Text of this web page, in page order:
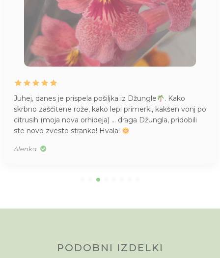
Juhej, danes je prispela pošiljka iz Džungle
. Kako
skrbno zaščitene rože, kako lepi primerki, kakšen vonj po
citrusih (moja nova orhideja) … draga Džungla, pridobili
ste novo zvesto stranko! Hvala!
Alenka
PODOBNI IZDELKI